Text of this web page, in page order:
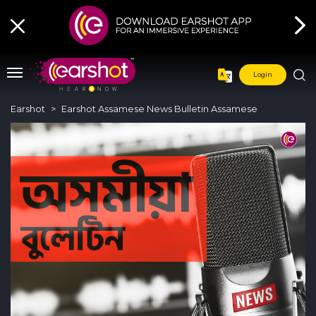
Login
Earshot Earshot Assamese News Bulletin Assamese